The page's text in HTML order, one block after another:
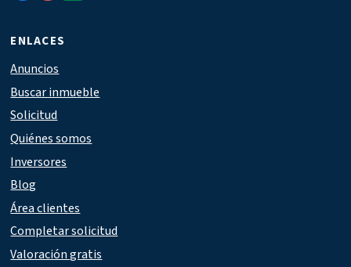
ENLACES
Anuncios
Buscar inmueble
Solicitud
Quiénes somos
Inversores
Blog
Área clientes
Completar solicitud
Valoración gratis